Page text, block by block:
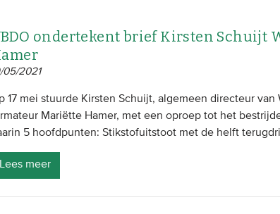
ondertekent brief Kirsten Schuijt
05/2021
17 mei stuurde Kirsten Schuijt, algemeen directeur
Mariëtte Hamer, met een oproep tot het
5 hoofdpunten: Stikstofuitstoot met de helft
Lees meer